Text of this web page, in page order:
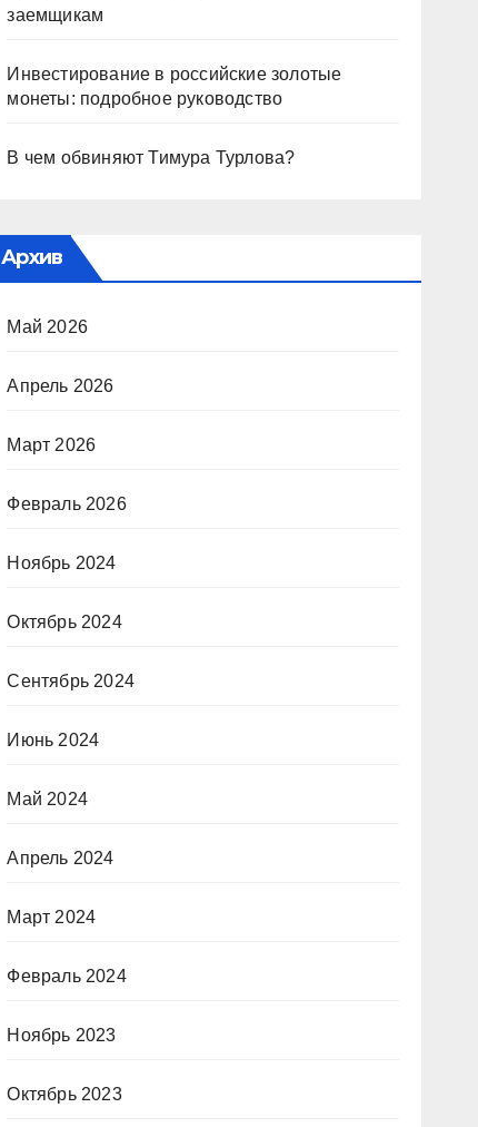
заемщикам
Инвестирование в российские золотые
монеты: подробное руководство
В чем обвиняют Тимура Турлова?
Архив
Май 2026
Апрель 2026
Март 2026
Февраль 2026
Ноябрь 2024
Октябрь 2024
Сентябрь 2024
Июнь 2024
Май 2024
Апрель 2024
Март 2024
Февраль 2024
Ноябрь 2023
Октябрь 2023